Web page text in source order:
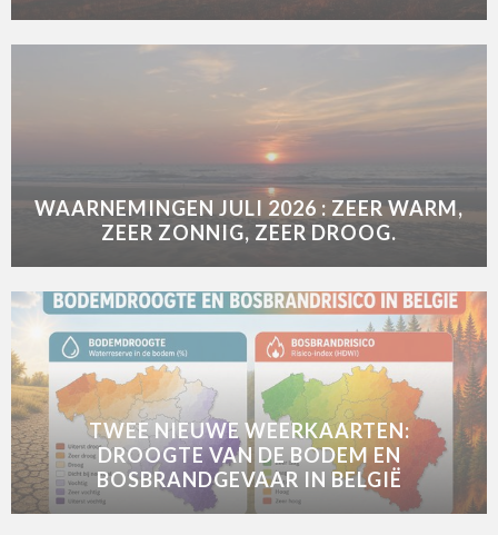
WAARNEMINGEN JULI 2026 : ZEER WARM,
ZEER ZONNIG, ZEER DROOG.
TWEE NIEUWE WEERKAARTEN:
DROOGTE VAN DE BODEM EN
BOSBRANDGEVAAR IN BELGIË